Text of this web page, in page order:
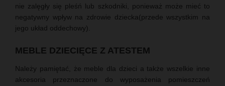
nie zalęgły się pleśń lub szkodniki, ponieważ może mieć to
negatywny wpływ na zdrowie dziecka(przede wszystkim na
jego układ oddechowy).
MEBLE DZIECIĘCE Z ATESTEM
Należy pamiętać, że meble dla dzieci a także wszelkie inne
akcesoria przeznaczone do wyposażenia pomieszczeń